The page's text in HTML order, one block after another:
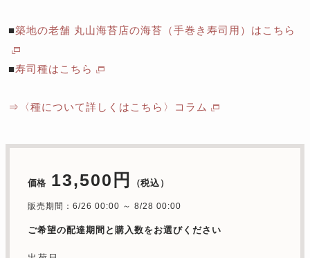
■築地の老舗 丸山海苔店の海苔（手巻き寿司用）はこちら
■寿司種はこちら
⇒〈種について詳しくはこちら〉コラム
価格 13,500円 （税込）
販売期間：6/26 00:00 ～ 8/28 00:00
ご希望の配達期間と購入数をお選びください